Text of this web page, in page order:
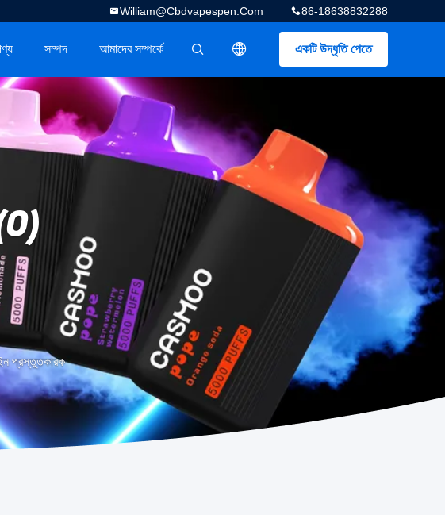
86-18638832288
William@cbdvapespen.com
একটি উদ্ধৃতি পেতে
সম্পদ আমাদের সম্পর্কে
প্রস্তুতকারক